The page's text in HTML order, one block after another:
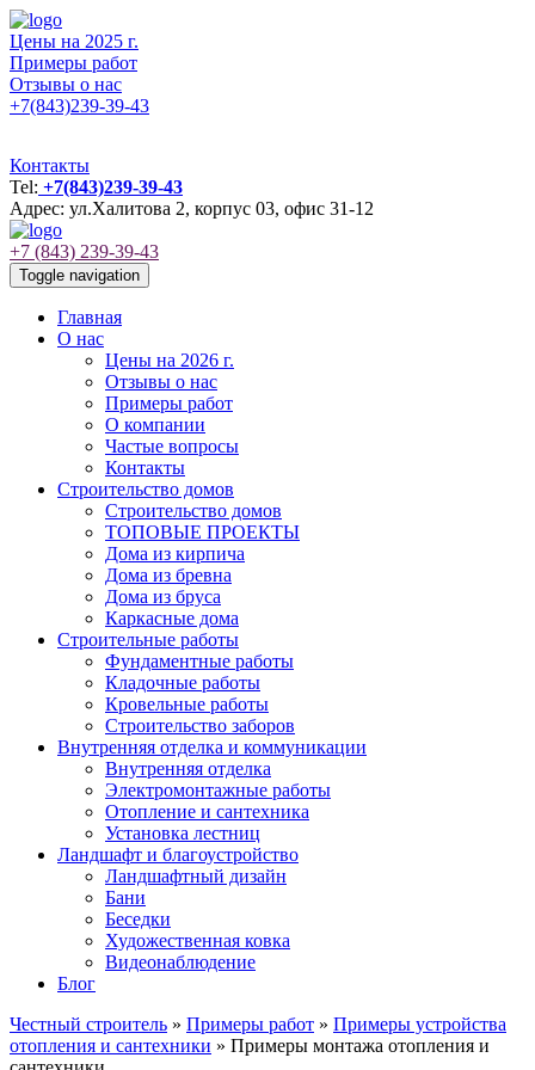
Цены на 2025 г.
Примеры работ
Отзывы о нас
+7(843)239-39-43
Контакты
Tel: +7(843)239-39-43
Адрес: ул.Халитова 2, корпус 03, офис 31-12
+7 (843) 239-39-43
Toggle navigation
Главная
О нас
Цены на 2026 г.
Отзывы о нас
Примеры работ
О компании
Частые вопросы
Контакты
Строительство домов
Строительство домов
ТОПОВЫЕ ПРОЕКТЫ
Дома из кирпича
Дома из бревна
Дома из бруса
Каркасные дома
Строительные работы
Фундаментные работы
Кладочные работы
Кровельные работы
Строительство заборов
Внутренняя отделка и коммуникации
Внутренняя отделка
Электромонтажные работы
Отопление и сантехника
Установка лестниц
Ландшафт и благоустройство
Ландшафтный дизайн
Бани
Беседки
Художественная ковка
Видеонаблюдение
Блог
Честный строитель » Примеры работ » Примеры устройства
отопления и сантехники » Примеры монтажа отопления и